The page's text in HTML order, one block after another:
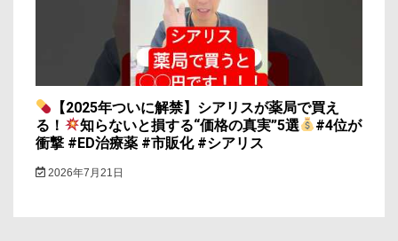
【2025年ついに解禁】シアリスが薬局で買え
る！
知らないと損する“価格の真実”5選
#4位が
衝撃 #ED治療薬 #市販化 #シアリス
2026年7月21日